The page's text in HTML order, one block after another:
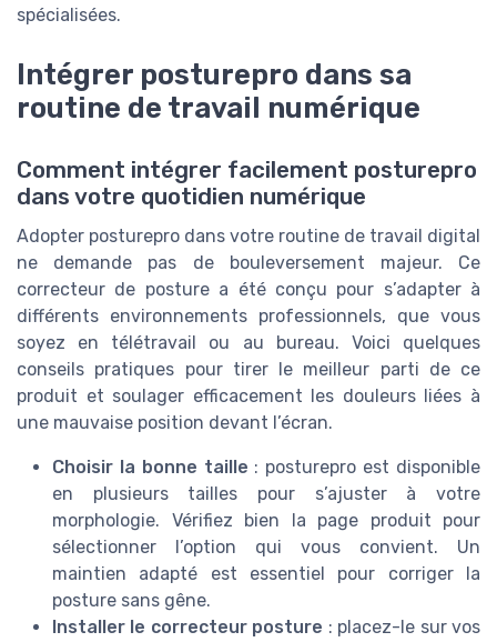
spécialisées.
Intégrer posturepro dans sa
routine de travail numérique
Comment intégrer facilement posturepro
dans votre quotidien numérique
Adopter posturepro dans votre routine de travail digital
ne demande pas de bouleversement majeur. Ce
correcteur de posture a été conçu pour s’adapter à
différents environnements professionnels, que vous
soyez en télétravail ou au bureau. Voici quelques
conseils pratiques pour tirer le meilleur parti de ce
produit et soulager efficacement les douleurs liées à
une mauvaise position devant l’écran.
Choisir la bonne taille : posturepro est disponible
en plusieurs tailles pour s’ajuster à votre
morphologie. Vérifiez bien la page produit pour
sélectionner l’option qui vous convient. Un
maintien adapté est essentiel pour corriger la
posture sans gêne.
Installer le correcteur posture : placez-le sur vos